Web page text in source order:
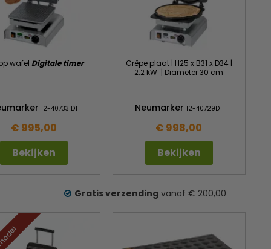
wafel Digitale timer
12-40733 DT
€ 995,00
Bekijken
Crêpe plaat | H25 x B31 x D34 |
2.2 kW | Diameter 30 cm
Neumarker12-40729DT
€ 998,00
Bekijken
Gratis verzendingvanaf € 200,00